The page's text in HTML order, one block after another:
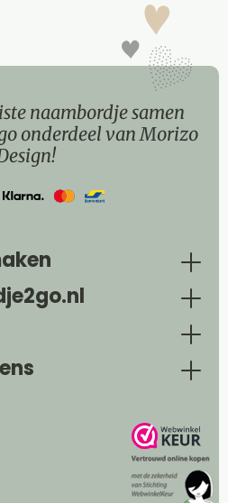
naambordje samen
onderdeel van Morizo